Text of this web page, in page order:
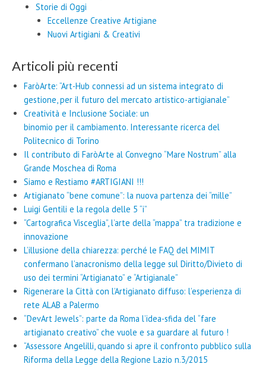
Storie di Oggi
Eccellenze Creative Artigiane
Nuovi Artigiani & Creativi
Articoli più recenti
FaròArte: “Art-Hub connessi ad un sistema integrato di
gestione, per il futuro del mercato artistico-artigianale”
Creatività e Inclusione Sociale: un
binomio per il cambiamento. Interessante ricerca del
Politecnico di Torino
Il contributo di FaròArte al Convegno “Mare Nostrum” alla
Grande Moschea di Roma
Siamo e Restiamo #ARTIGIANI !!!
Artigianato “bene comune”: la nuova partenza dei “mille”
Luigi Gentili e la regola delle 5 “i”
“Cartografica Visceglia”, l’arte della “mappa” tra tradizione e
innovazione
L’illusione della chiarezza: perché le FAQ del MIMIT
confermano l’anacronismo della legge sul Diritto/Divieto di
uso dei termini “Artigianato” e “Artigianale”
Rigenerare la Città con l’Artigianato diffuso: l’esperienza di
rete ALAB a Palermo
“DevArt Jewels”: parte da Roma l’idea-sfida del “fare
artigianato creativo” che vuole e sa guardare al futuro !
“Assessore Angelilli, quando si apre il confronto pubblico sulla
Riforma della Legge della Regione Lazio n.3/2015